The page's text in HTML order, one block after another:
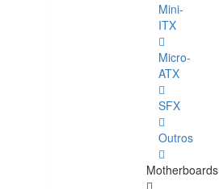
Mini-
ITX
Micro-
ATX
SFX
Outros
Motherboards